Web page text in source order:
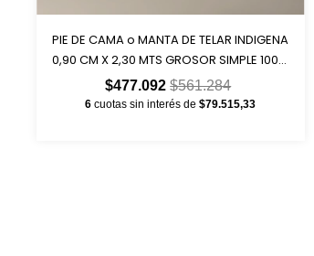
PIE DE CAMA o MANTA DE TELAR INDIGENA
0,90 CM X 2,30 MTS GROSOR SIMPLE 100%
ALGODON ART 2022
$477.092$561.284
6 cuotas sin interés de$79.515,33